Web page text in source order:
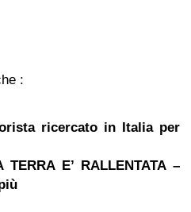
:
ricercato in Italia per
TERRA E’ RALLENTATA –